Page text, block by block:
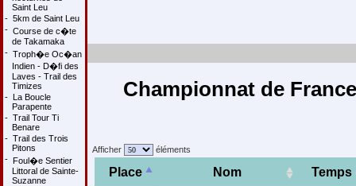
Saint Leu
- 5km de Saint Leu
- Course de c�te
de Takamaka
- Troph�e Oc�an
Indien - D�fi des
Laves - Trail des
Timizes
- La Boucle
Parapente
- Trail Tour Ti
Benare
- Trail des Trois
Pitons
- Foul�e Sentier
Littoral de Sainte-
Suzanne
Championnat de
Afficher éléments
Place Nom Temps